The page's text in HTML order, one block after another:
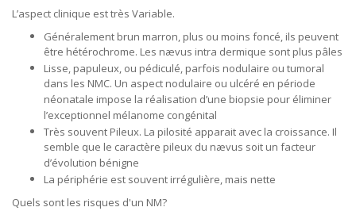
L’aspect clinique est très Variable.
Généralement brun marron, plus ou moins foncé, ils peuvent
être hétérochrome. Les nævus intra dermique sont plus pâles
Lisse, papuleux, ou pédiculé, parfois nodulaire ou tumoral
dans les NMC. Un aspect nodulaire ou ulcéré en période
néonatale impose la réalisation d’une biopsie pour éliminer
l’exceptionnel mélanome congénital
Très souvent Pileux. La pilosité apparait avec la croissance. Il
semble que le caractère pileux du nævus soit un facteur
d’évolution bénigne
La périphérie est souvent irrégulière, mais nette
Quels sont les risques d'un NM?